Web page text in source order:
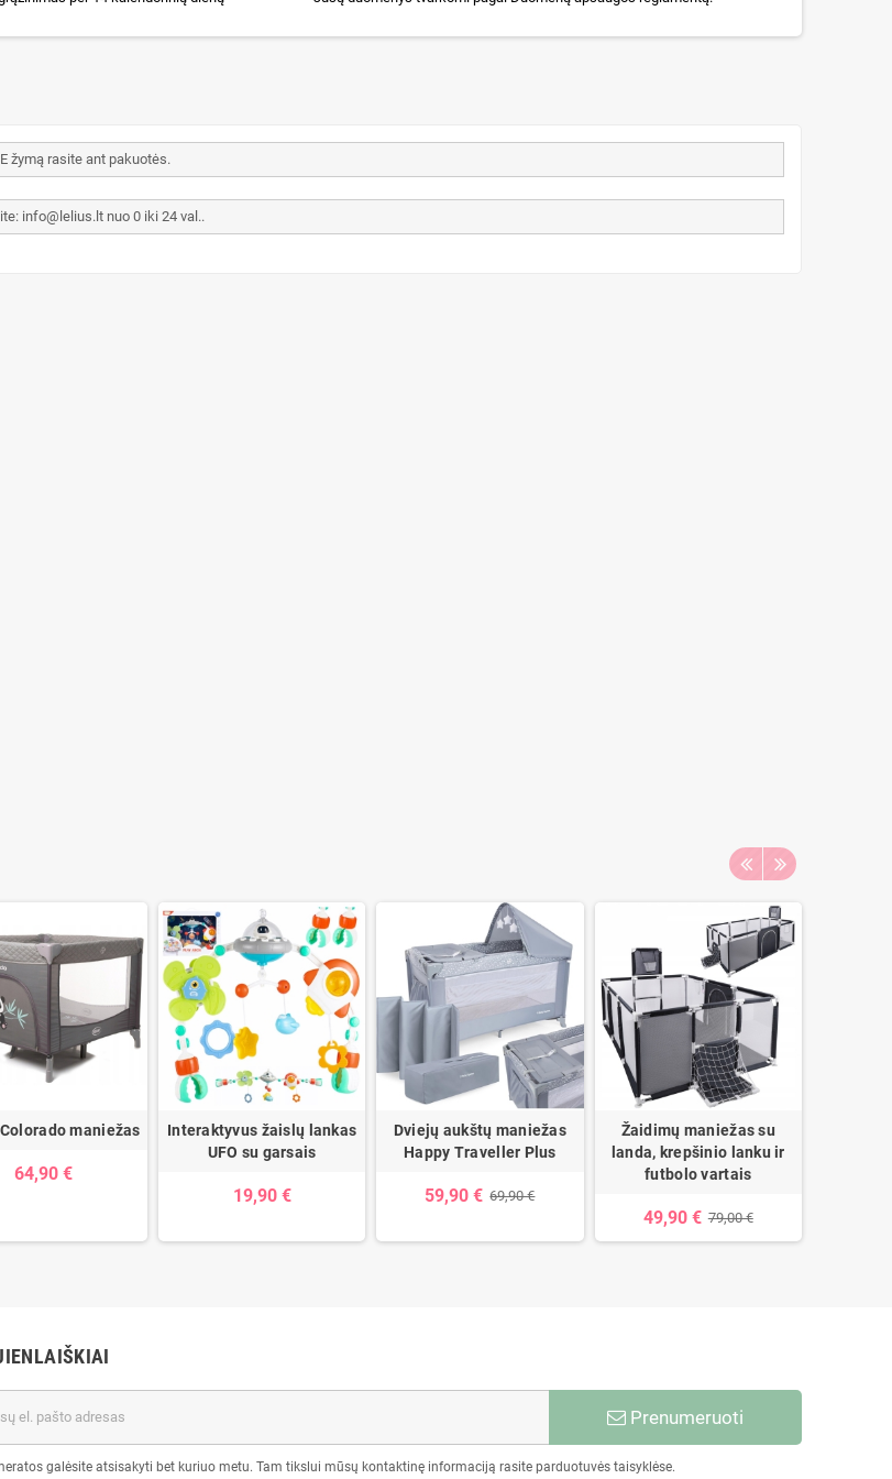
žymą rasite ant pakuotės.
info@lelius.lt nuo 0 iki 24 val..
maniežas
64,90 €
Interaktyvus žaislų lankas
UFO su garsais
19,90 €
Dviejų aukštų maniežas
Happy Traveller Plus
59,90 € 69,90 €
Žaidimų maniežas su
landa, krepšinio lanku ir
futbolo vartais
49,90 € 79,00 €
Prenumeruoti
galėsite atsisakyti bet kuriuo metu. Tam tikslui mūsų kontaktinę informaciją rasite parduotuvės taisyklėse.